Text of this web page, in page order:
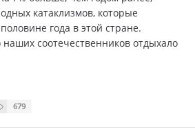
катаклизмов, которые
года в этой стране.
соотечественников отдыхало
679